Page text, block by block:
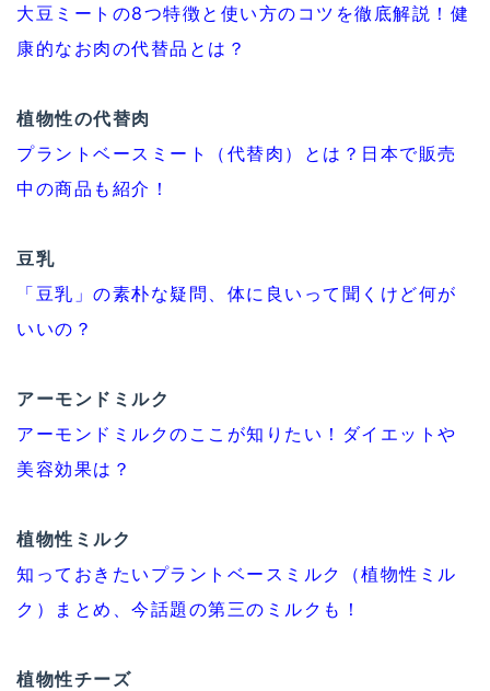
大豆ミートの8つ特徴と使い方のコツを徹底解説！健
康的なお肉の代替品とは？
植物性の代替肉
プラントベースミート（代替肉）とは？日本で販売
中の商品も紹介！
豆乳
「豆乳」の素朴な疑問、体に良いって聞くけど何が
いいの？
アーモンドミルク
アーモンドミルクのここが知りたい！ダイエットや
美容効果は？
植物性ミルク
知っておきたいプラントベースミルク（植物性ミル
ク）まとめ、今話題の第三のミルクも！
植物性チーズ